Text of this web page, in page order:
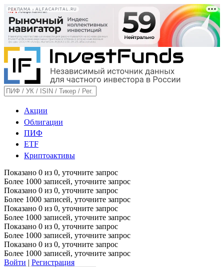
РЕКЛАМА • ALFACAPITAL.RU
Акции
Облигации
ПИФ
ETF
Криптоактивы
Показано 0 из 0, уточните запрос
Более 1000 записей, уточните запрос
Показано 0 из 0, уточните запрос
Более 1000 записей, уточните запрос
Показано 0 из 0, уточните запрос
Более 1000 записей, уточните запрос
Показано 0 из 0, уточните запрос
Более 1000 записей, уточните запрос
Показано 0 из 0, уточните запрос
Более 1000 записей, уточните запрос
Войти | Регистрация